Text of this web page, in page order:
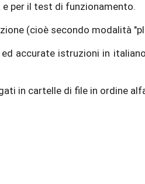
per il test di funzionamento.
(cioè secondo modalità
accurate istruzioni in
in cartelle di file in ordine